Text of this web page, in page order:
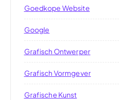
Goedkope Website
Google
Grafisch Ontwerper
Grafisch Vormgever
Grafische Kunst